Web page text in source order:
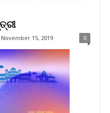
November 15, 2019 0